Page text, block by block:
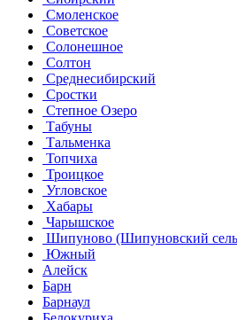
Смоленское
Советское
Солонешное
Солтон
Среднесибирский
Сростки
Степное Озеро
Табуны
Тальменка
Топчиха
Троицкое
Угловское
Хабары
Чарышское
Шипуново (Шипуновский
Южный
Алейск
Барн
Барнаул